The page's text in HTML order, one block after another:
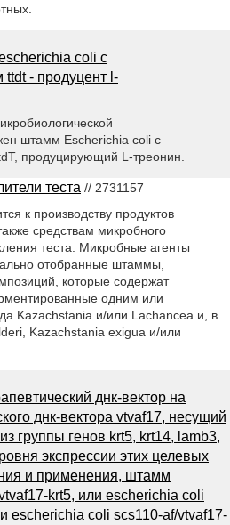
coli с
- продуцент l-
штамм Escherichia coli с
продуцирующий L-треонин.
теста // 2731157
к производству продуктов
средствам микробного
теста. Микробные агенты
отобранные штаммы,
которые содержат
одним или
Kazachstania и/или Lachancea и, в
Kazachstania exigua и/или
днк-вектор на
днк-вектора vtvaf17, несущий
группы генов krt5, krt14, lamb3,
экспрессии этих целевых
и применения, штамм
krt5, или escherichia coli
escherichia coli scs110-af/vtvaf17-